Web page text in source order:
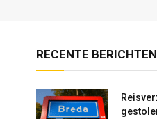
RECENTE BERICHTEN